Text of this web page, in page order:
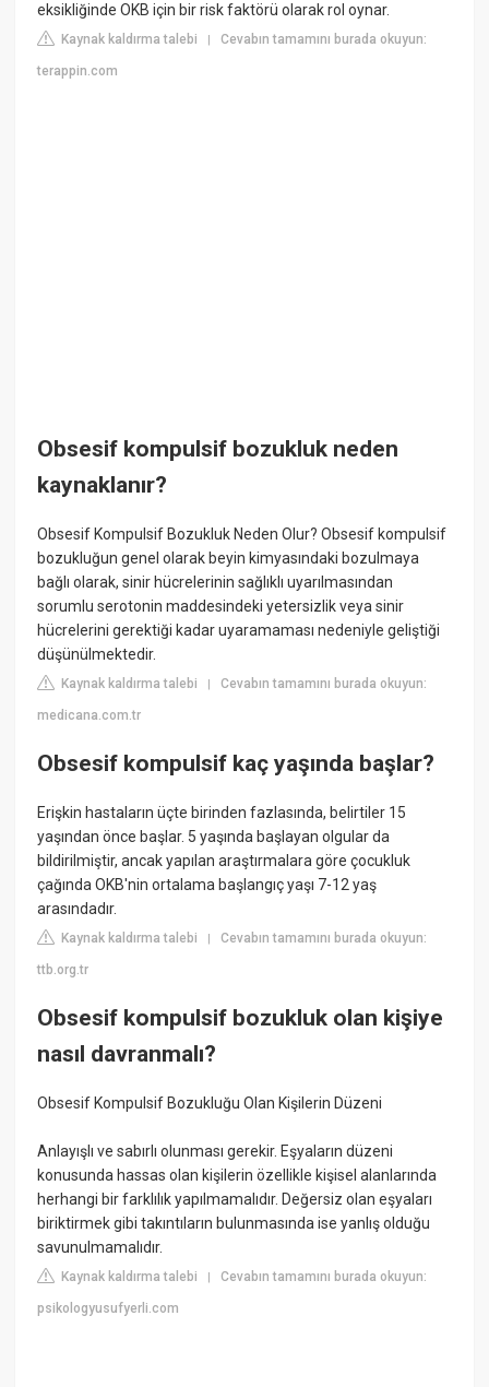
eksikliğinde OKB için bir risk faktörü olarak rol oynar.
Kaynak kaldırma talebi |Cevabın tamamını burada okuyun:
terappin.com
Obsesif kompulsif bozukluk neden
kaynaklanır?
Obsesif Kompulsif Bozukluk Neden Olur? Obsesif kompulsif
bozukluğun genel olarak beyin kimyasındaki bozulmaya
bağlı olarak, sinir hücrelerinin sağlıklı uyarılmasından
sorumlu serotonin maddesindeki yetersizlik veya sinir
hücrelerini gerektiği kadar uyaramaması nedeniyle geliştiği
düşünülmektedir.
Kaynak kaldırma talebi |Cevabın tamamını burada okuyun:
medicana.com.tr
Obsesif kompulsif kaç yaşında başlar?
Erişkin hastaların üçte birinden fazlasında, belirtiler 15
yaşından önce başlar. 5 yaşında başlayan olgular da
bildirilmiştir, ancak yapılan araştırmalara göre çocukluk
çağında OKB'nin ortalama başlangıç yaşı 7-12 yaş
arasındadır.
Kaynak kaldırma talebi |Cevabın tamamını burada okuyun:
ttb.org.tr
Obsesif kompulsif bozukluk olan kişiye
nasıl davranmalı?
Obsesif Kompulsif Bozukluğu Olan Kişilerin Düzeni
Anlayışlı ve sabırlı olunması gerekir. Eşyaların düzeni
konusunda hassas olan kişilerin özellikle kişisel alanlarında
herhangi bir farklılık yapılmamalıdır. Değersiz olan eşyaları
biriktirmek gibi takıntıların bulunmasında ise yanlış olduğu
savunulmamalıdır.
Kaynak kaldırma talebi |Cevabın tamamını burada okuyun:
psikologyusufyerli.com